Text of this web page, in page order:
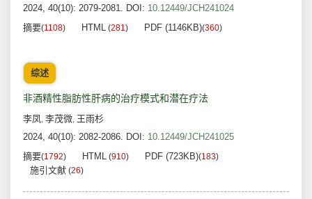
2024, 40(10): 2079-2081. DOI: 10.12449/JCH241024
摘要(1108) HTML (281) PDF (1146KB)(360)
综述
非酒精性脂肪性肝病的治疗模式和潜在疗法
李凤, 李茂微, 王雨杉
2024, 40(10): 2082-2086. DOI: 10.12449/JCH241025
摘要(1792) HTML (910) PDF (723KB)(183)
施引文献 (26)